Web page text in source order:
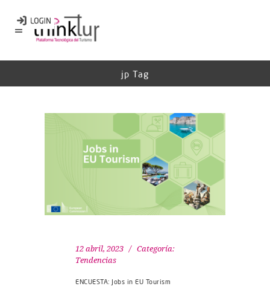
jp Tag
12 abril, 2023
Categoría:
Tendencias
ENCUESTA: Jobs in EU Tourism